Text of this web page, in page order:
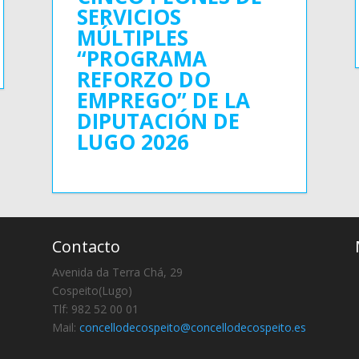
SERVICIOS
MÚLTIPLES
“PROGRAMA
REFORZO DO
EMPREGO” DE LA
DIPUTACIÓN DE
LUGO 2026
Contacto
Avenida da Terra Chá, 29
Cospeito(Lugo)
Tlf: 982 52 00 01
Mail: concellodecospeito@concellodecospeito.es